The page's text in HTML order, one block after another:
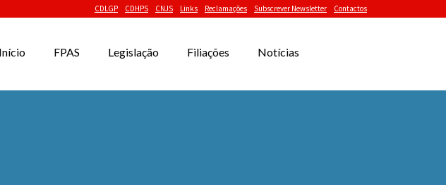
CDLGP CDHPS CNJS Links Reclamações Subscrever Newsletter Contactos
Início FPAS Legislação Filiações Notícias